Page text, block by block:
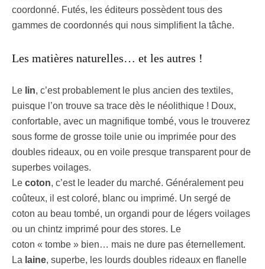
coordonné. Futés, les éditeurs possèdent tous des
gammes de coordonnés qui nous simplifient la tâche.
Les matières naturelles… et les autres !
Le lin, c’est probablement le plus ancien des textiles,
puisque l’on trouve sa trace dès le néolithique ! Doux,
confortable, avec un magnifique tombé, vous le trouverez
sous forme de grosse toile unie ou imprimée pour des
doubles rideaux, ou en voile presque transparent pour de
superbes voilages.
Le coton, c’est le leader du marché. Généralement peu
coûteux, il est coloré, blanc ou imprimé. Un sergé de
coton au beau tombé, un organdi pour de légers voilages
ou un chintz imprimé pour des stores. Le
coton « tombe » bien… mais ne dure pas éternellement.
La laine, superbe, les lourds doubles rideaux en flanelle